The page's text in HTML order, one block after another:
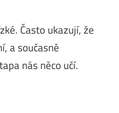
Často ukazují, že
a současně
nás něco učí.